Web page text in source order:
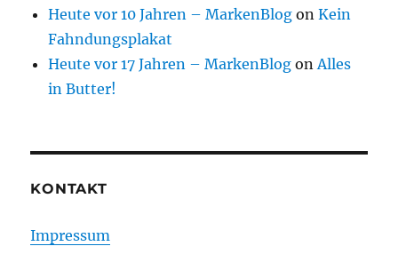
Heute vor 10 Jahren – MarkenBlog onKein
Fahndungsplakat
Heute vor 17 Jahren – MarkenBlog onAlles
in Butter!
KONTAKT
Impressum